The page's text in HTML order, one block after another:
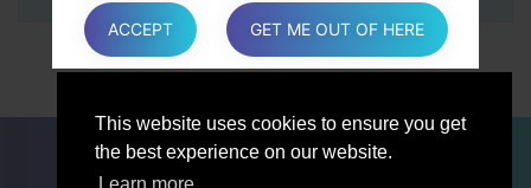
This website uses cookies to ensure you get
the best experience on our website.
PORÓWNAJ
zgodnych z prawem interesów
prowadzonej przez właściciela lub
osobę trzecią.
przyjemnością pomoże wyjaśnić
konkretną podstawę prawną, która ma
ACCEPT GET ME OUT OF HERE